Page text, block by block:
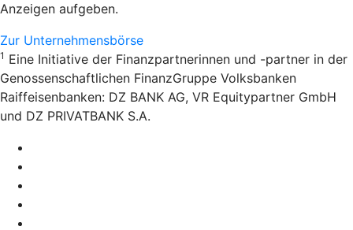
Anzeigen aufgeben.
Zur Unternehmensbörse
1 Eine Initiative der Finanzpartnerinnen und -partner in der
Genossenschaftlichen FinanzGruppe Volksbanken
Raiffeisenbanken: DZ BANK AG, VR Equitypartner GmbH
und DZ PRIVATBANK S.A.